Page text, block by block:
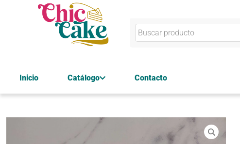
Inicio Catálogo Contacto